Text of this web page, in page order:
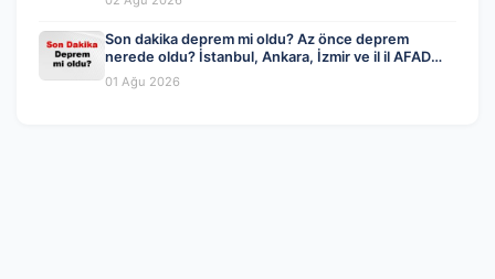
Son dakika deprem mi oldu? Az önce deprem
nerede oldu? İstanbul, Ankara, İzmir ve il il AFAD
son depremler 01 Ağustos 2026
01 Ağu 2026